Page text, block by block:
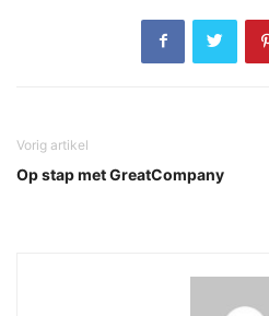
Vorig artikel
Op stap met GreatCompany